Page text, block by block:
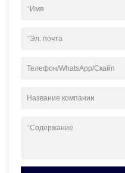
*Имя
*Эл. почта
Телефон/WhatsApp/Скайп
Название компании
*Содержание